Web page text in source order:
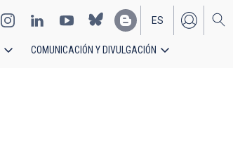
EN
ES
COMUNICACIÓN Y DIVULGACIÓN